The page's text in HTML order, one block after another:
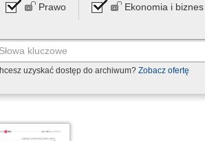
Prawo Ekonomia i biznes
uzyskać dostęp do archiwum? Zobacz ofertę